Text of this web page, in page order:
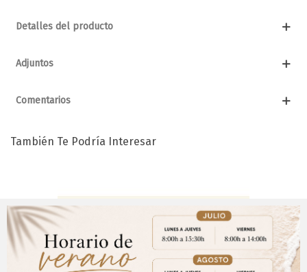
Detalles del producto
Adjuntos
Comentarios
También Te Podría Interesar
Aviso Importante